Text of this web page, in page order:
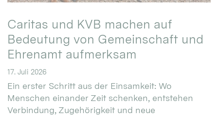
Caritas und KVB machen auf
Bedeutung von Gemeinschaft und
Ehrenamt aufmerksam
17. Juli 2026
Ein erster Schritt aus der Einsamkeit: Wo
Menschen einander Zeit schenken, entstehen
Verbindung, Zugehörigkeit und neue